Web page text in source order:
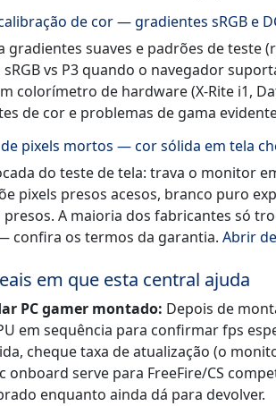
de cor — gradientes sRGB e
gradientes suaves e padrões de teste
vs P3 quando o navegador
colorímetro de hardware (X-Rite i1,
de cor e problemas de gama
pixels mortos — cor sólida em tela
do teste de tela: trava o monitor
pixels presos acesos, branco puro
presos. A maioria dos fabricantes só
confira os termos da garantia. Abrir
em que esta central ajuda
PC gamer montado: Depois de
em sequência para confirmar fps
cheque taxa de atualização (o
onboard serve para FreeFire/CS
enquanto ainda dá para devolver.